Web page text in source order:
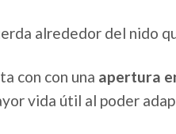
alrededor del nido
con con una apertura
vida útil al poder